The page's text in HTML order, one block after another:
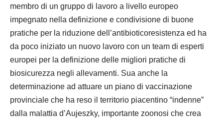
membro di un gruppo di lavoro a livello europeo
impegnato nella definizione e condivisione di buone
pratiche per la riduzione dell’antibioticoresistenza ed ha
da poco iniziato un nuovo lavoro con un team di esperti
europei per la definizione delle migliori pratiche di
biosicurezza negli allevamenti. Sua anche la
determinazione ad attuare un piano di vaccinazione
provinciale che ha reso il territorio piacentino “indenne”
dalla malattia d’Aujeszky, importante zoonosi che crea